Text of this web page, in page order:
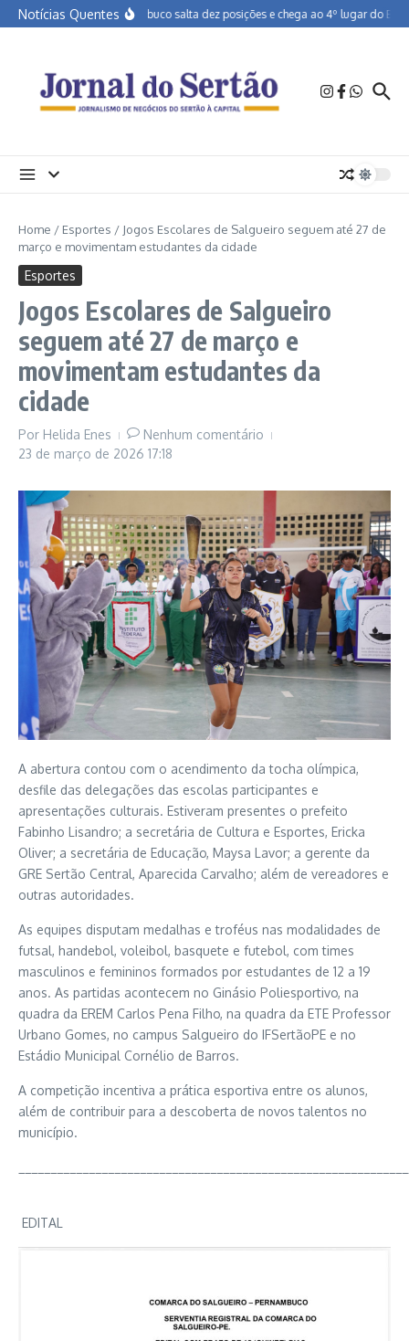
Ir para o conteúdo
Notícias QuentesPernambuco salta dez posições e chega ao 4º lugar do
Home / Esportes / Jogos Escolares de Salgueiro seguem até 27 de
março e movimentam estudantes da cidade
Esportes
Jogos Escolares de Salgueiro
seguem até 27 de março e
movimentam estudantes da
cidade
Por Helida Enes
Nenhum comentário
23 de março de 2026 17:18
A abertura contou com o acendimento da tocha olímpica,
desfile das delegações das escolas participantes e
apresentações culturais. Estiveram presentes o prefeito
Fabinho Lisandro; a secretária de Cultura e Esportes, Ericka
Oliver; a secretária de Educação, Maysa Lavor; a gerente da
GRE Sertão Central, Aparecida Carvalho; além de vereadores e
outras autoridades.
As equipes disputam medalhas e troféus nas modalidades de
futsal, handebol, voleibol, basquete e futebol, com times
masculinos e femininos formados por estudantes de 12 a 19
anos. As partidas acontecem no Ginásio Poliesportivo, na
quadra da EREM Carlos Pena Filho, na quadra da ETE Professor
Urbano Gomes, no campus Salgueiro do IFSertãoPE e no
Estádio Municipal Cornélio de Barros.
A competição incentiva a prática esportiva entre os alunos,
além de contribuir para a descoberta de novos talentos no
município.
EDITAL